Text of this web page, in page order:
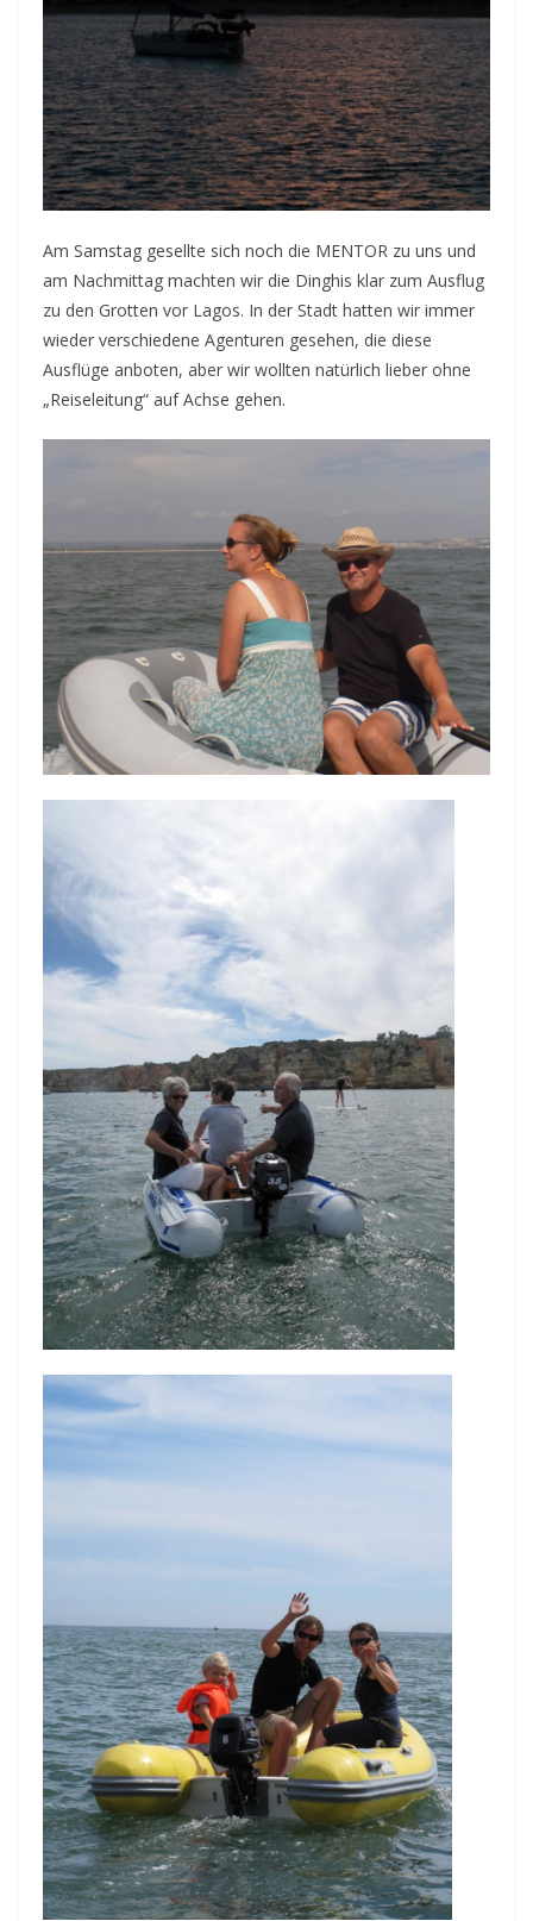
Am Samstag gesellte sich noch die MENTOR zu uns und
am Nachmittag machten wir die Dinghis klar zum Ausflug
zu den Grotten vor Lagos. In der Stadt hatten wir immer
wieder verschiedene Agenturen gesehen, die diese
Ausflüge anboten, aber wir wollten natürlich lieber ohne
„Reiseleitung“ auf Achse gehen.